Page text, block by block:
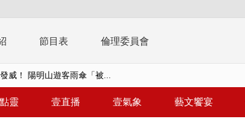
節目表 倫理委員會
威！ 陽明山遊客雨傘「被...
灣不是國家」轟綠街頭混混？...
靈 壹直播 壹氣象 藝文饗宴